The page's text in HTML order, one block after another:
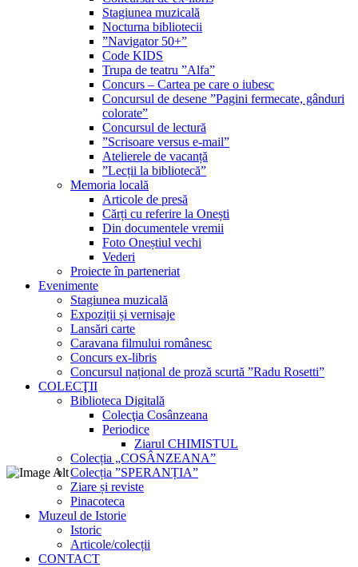
Stagiunea muzicală
Nocturna bibliotecii
”Navigator 50+”
Code KIDS
Trupa de teatru ”Alfa”
Concurs – Cartea pe care o iubesc
Concursul de desene ”Pagini fermecate, gânduri
colorate”
Concursul de lectură
”Scrisoare versus e-mail”
Atelierele de vacanță
”Lecții la bibliotecă”
Memoria locală
Articole de presă
Cărți cu referire la Onești
Din documentele vremii
Foto Oneștiul vechi
Vederi
Proiecte în parteneriat
Evenimente
Stagiunea muzicală
Expoziții și vernisaje
Lansări carte
Caravana filmului românesc
Concurs ex-libris
Concursul național de proză scurtă ”Radu Rosetti”
COLECŢII
Biblioteca Digitală
Colecţia Cosânzeana
Periodice
Ziarul CHIMISTUL
Colecția „COSÂNZEANA”
Colecția ”SPERANȚIA”
Ziare și reviste
Pinacoteca
Muzeul de Istorie
Istoric
Articole/colecții
CONTACT